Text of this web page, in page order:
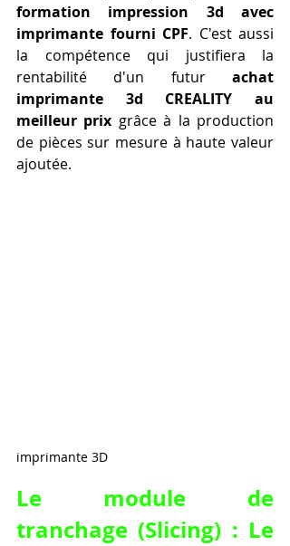
formation impression 3d avec
imprimante fourni CPF. C'est aussi
la compétence qui justifiera la
rentabilité d'un futur achat
imprimante 3d CREALITY au
meilleur prix grâce à la production
de pièces sur mesure à haute valeur
ajoutée.
imprimante 3D
Le module de
tranchage (Slicing) : Le